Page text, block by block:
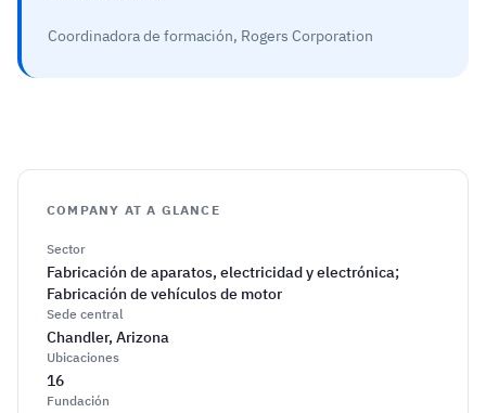
COMPANY AT A GLANCE
Sector
Fabricación de aparatos, electricidad y electrónica;
Fabricación de vehículos de motor
Sede central
Chandler, Arizona
Ubicaciones
16
Fundación
Coordinadora de formación, Rogers Corporation